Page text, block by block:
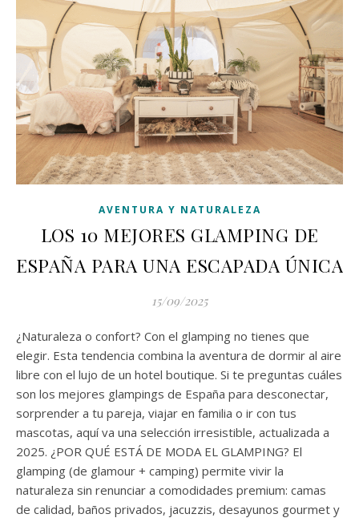
AVENTURA Y NATURALEZA
LOS 10 MEJORES GLAMPING DE
ESPAÑA PARA UNA ESCAPADA ÚNICA
15/09/2025
¿Naturaleza o confort? Con el glamping no tienes que
elegir. Esta tendencia combina la aventura de dormir al aire
libre con el lujo de un hotel boutique. Si te preguntas cuáles
son los mejores glampings de España para desconectar,
sorprender a tu pareja, viajar en familia o ir con tus
mascotas, aquí va una selección irresistible, actualizada a
2025. ¿POR QUÉ ESTÁ DE MODA EL GLAMPING? El
glamping (de glamour + camping) permite vivir la
naturaleza sin renunciar a comodidades premium: camas
de calidad, baños privados, jacuzzis, desayunos gourmet y